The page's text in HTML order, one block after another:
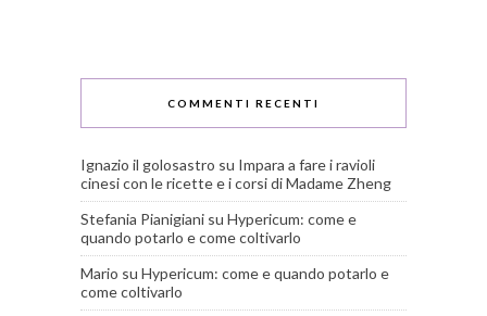
COMMENTI RECENTI
Ignazio il golosastro su Impara a fare i ravioli
cinesi con le ricette e i corsi di Madame Zheng
Stefania Pianigiani su Hypericum: come e
quando potarlo e come coltivarlo
Mario su Hypericum: come e quando potarlo e
come coltivarlo